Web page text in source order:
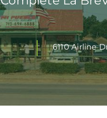
6110 Airline